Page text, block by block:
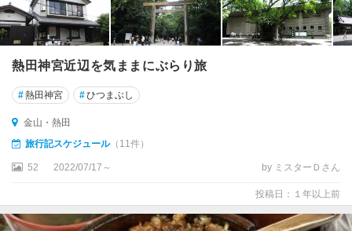
熱田神宮近辺を気ままにぶらり旅
#熱田神宮 #ひつまぶし
金山・熱田
旅行記スケジュール（11件）
52 2022/07/17～ by ミスターＤさん
投稿日：１年以上前